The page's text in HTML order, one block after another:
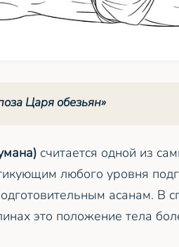
Царя обезьян»
считается одной из
любого уровня
асанам. В
это положение тела